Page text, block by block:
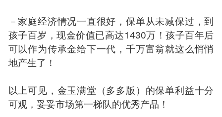
－家庭经济情况一直很好，保单从未减保过，到
孩子百岁，现金价值已高达1430万！孩子百年后
可以作为传承金给下一代，千万富翁就这么悄悄
地产生了！
以上可见，金玉满堂（多多版）的保单利益十分
可观，妥妥市场第一梯队的优秀产品！